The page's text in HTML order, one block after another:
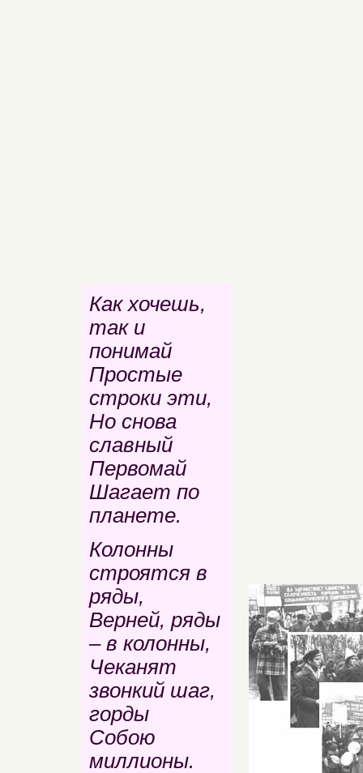
Как хочешь,
так и
понимай
Простые
строки эти,
Но снова
славный
Первомай
Шагает по
планете.
Колонны
строятся в
ряды,
Верней, ряды
– в колонны,
Чеканят
звонкий шаг,
горды
Собою
миллионы.